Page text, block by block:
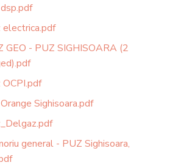
electrica.pdf
GEO - PUZ SIGHISOARA (2
Sighisoara.pdf
general - PUZ Sighisoara,